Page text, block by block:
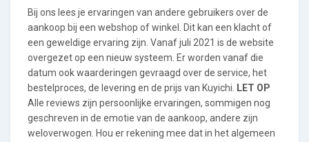
Bij ons lees je ervaringen van andere gebruikers over de
aankoop bij een webshop of winkel. Dit kan een klacht of
een geweldige ervaring zijn. Vanaf juli 2021 is de website
overgezet op een nieuw systeem. Er worden vanaf die
datum ook waarderingen gevraagd over de service, het
bestelproces, de levering en de prijs van Kuyichi.
LET OP
Alle reviews zijn persoonlijke ervaringen, sommigen nog
geschreven in de emotie van de aankoop, andere zijn
weloverwogen. Hou er rekening mee dat in het algemeen